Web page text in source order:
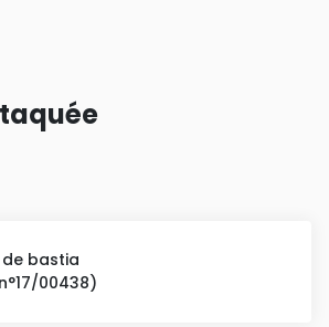
bastia
00438)